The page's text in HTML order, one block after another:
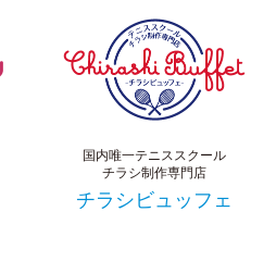
国内唯一テニススクール
チラシ制作専門店
チラシビュッフェ